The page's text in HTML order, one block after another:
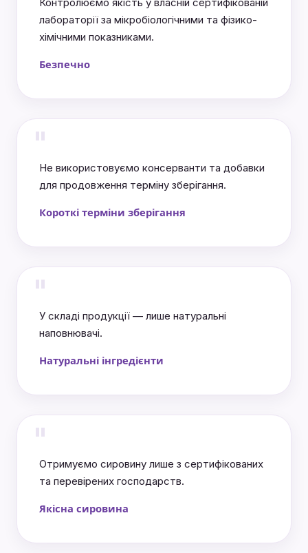
лабораторії за мікробіологічними та фізико-
хімічними показниками.
Безпечно
"Не використовуємо консерванти та добавки
для продовження терміну зберігання.
Короткі терміни зберігання
"У складі продукції — лише натуральні
наповнювачі.
Натуральні інгредієнти
"
Отримуємо сировину лише з сертифікованих
та перевірених господарств.
Якісна сировина